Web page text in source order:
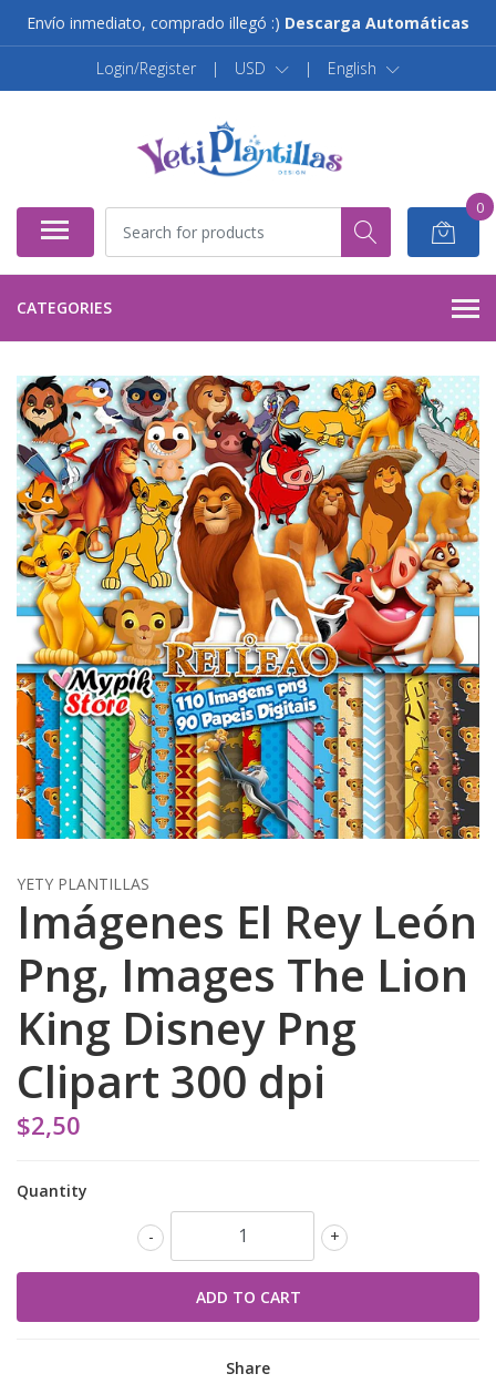
Envío inmediato, comprado illegó :) Descarga Automáticas
Login/Register | USD | English
0
CATEGORIES
YETY PLANTILLAS
Imágenes El Rey León
Png, Images The Lion
King Disney Png
Clipart 300 dpi
$2,50
Quantity
+
-
Share